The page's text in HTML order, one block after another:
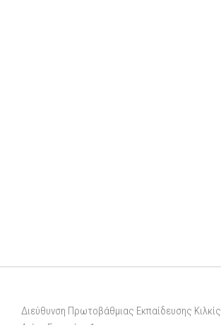
Διεύθυνση Πρωτοβάθμιας Εκπαίδευσης Κιλκίς